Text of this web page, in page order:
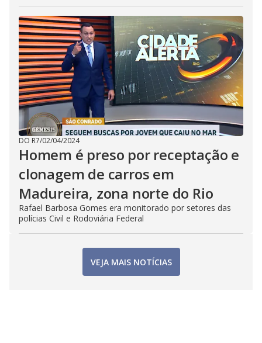
DO R7/02/04/2024
Homem é preso por receptação e
clonagem de carros em
Madureira, zona norte do Rio
Rafael Barbosa Gomes era monitorado por setores das
polícias Civil e Rodoviária Federal
VEJA MAIS NOTÍCIAS